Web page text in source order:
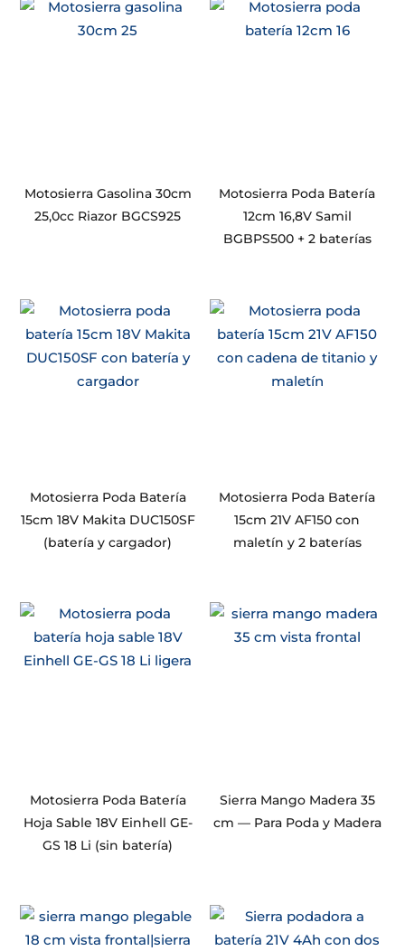
Motosierra Gasolina 30cm
25,0cc Riazor BGCS925
Motosierra Poda Batería
12cm 16,8V Samil
BGBPS500 + 2 baterías
Motosierra Poda Batería
15cm 18V Makita DUC150SF
(batería y cargador)
Motosierra Poda Batería
15cm 21V AF150 con
maletín y 2 baterías
Motosierra Poda Batería
Hoja Sable 18V Einhell GE-
GS 18 Li (sin batería)
Sierra Mango Madera 35
cm — Para Poda y Madera